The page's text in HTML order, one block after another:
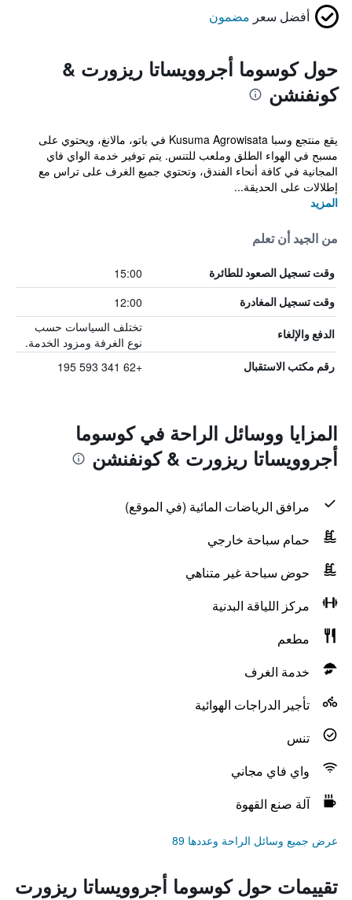
أفضل سعر مضمون
حول كوسوما أجروويساتا ريزورت &
كونفنشن
يقع منتجع وسبا Kusuma Agrowisata في باتو، مالانغ، ويحتوي على
مسبح في الهواء الطلق وملعب للتنس. يتم توفير خدمة الواي فاي
المجانية في كافة أنحاء الفندق، وتحتوي جميع الغرف على تراس مع
إطلالات على الحديقة...
المزيد
من الجيد أن تعلم
وقت تسجيل الصعود للطائرة 15:00
وقت تسجيل المغادرة 12:00
الدفع والإلغاء
تختلف السياسات حسب
نوع الغرفة ومزود الخدمة.
رقم مكتب الاستقبال +62 341 593 195
المزايا ووسائل الراحة في كوسوما
أجروويساتا ريزورت & كونفنشن
مرافق الرياضات المائية (في الموقع)
حمام سباحة خارجي
حوض سباحة غير متناهي
مركز اللياقة البدنية
مطعم
خدمة الغرف
تأجير الدراجات الهوائية
تنس
واي فاي مجاني
آلة صنع القهوة
عرض جميع وسائل الراحة وعددها 89
تقييمات حول كوسوما أجروويساتا ريزورت